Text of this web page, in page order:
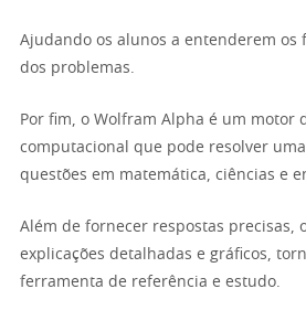
Ajudando os alunos a entenderem os
dos problemas.
Por fim, o Wolfram Alpha é um motor
computacional que pode resolver
questões em matemática, ciências e
Além de fornecer respostas precisas,
explicações detalhadas e gráficos,
ferramenta de referência e estudo.